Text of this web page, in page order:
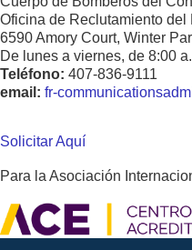
Oficina de Reclutamiento
6590 Amory Court, Winter
De lunes a viernes, de 8:00
Teléfono: 407-836-9111
email: fr-
Solicitar Aquí
Para la Asociación